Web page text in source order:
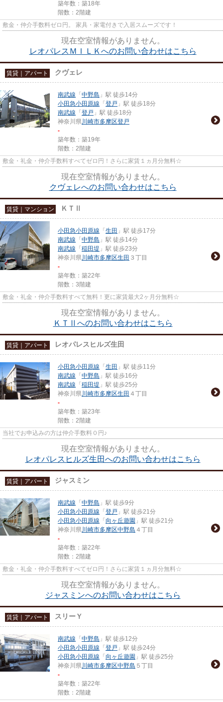
築年数：築18年
階数：2階建
敷金・仲介手数料ゼロ円。 家具・家電付きで入居スムーズです！
現在空室情報がありません。
レオパレスＭＩＬＫへのお問い合わせはこちら
賃貸｜アパート クヴェレ
南武線 「 中野島 」駅 徒歩14分
小田急小田原線 「 登戸 」駅 徒歩18分
南武線 「 登戸 」駅 徒歩18分
神奈川県川崎市多摩区登戸
-
築年数：築19年
階数：2階建
敷金・礼金・仲介手数料すべてゼロ円！さらに家賃１ヵ月分無料☆
現在空室情報がありません。
クヴェレへのお問い合わせはこちら
賃貸｜マンション ＫＴⅡ
小田急小田原線 「 生田 」駅 徒歩17分
南武線 「 中野島 」駅 徒歩14分
南武線 「 稲田堤 」駅 徒歩23分
神奈川県川崎市多摩区生田 ３丁目
-
築年数：築22年
階数：3階建
敷金・礼金・仲介手数料すべて無料！更に家賃最大2ヶ月分無料☆
現在空室情報がありません。
ＫＴⅡへのお問い合わせはこちら
賃貸｜アパート レオパレスヒルズ生田
小田急小田原線 「 生田 」駅 徒歩11分
南武線 「 中野島 」駅 徒歩16分
南武線 「 稲田堤 」駅 徒歩25分
神奈川県川崎市多摩区生田 ４丁目
-
築年数：築23年
階数：2階建
当社でお申込みの方は仲介手数料０円♪
現在空室情報がありません。
レオパレスヒルズ生田へのお問い合わせはこちら
賃貸｜アパート ジャスミン
南武線 「 中野島 」駅 徒歩9分
小田急小田原線 「 登戸 」駅 徒歩21分
小田急小田原線 「 向ヶ丘遊園 」駅 徒歩21分
神奈川県川崎市多摩区中野島 ４丁目
-
築年数：築22年
階数：2階建
敷金・礼金・仲介手数料すべてゼロ円！さらに家賃１ヵ月分無料☆
現在空室情報がありません。
ジャスミンへのお問い合わせはこちら
賃貸｜アパート スリーＹ
南武線 「 中野島 」駅 徒歩12分
小田急小田原線 「 登戸 」駅 徒歩24分
小田急小田原線 「 向ヶ丘遊園 」駅 徒歩25分
神奈川県川崎市多摩区中野島 ５丁目
-
築年数：築22年
階数：2階建